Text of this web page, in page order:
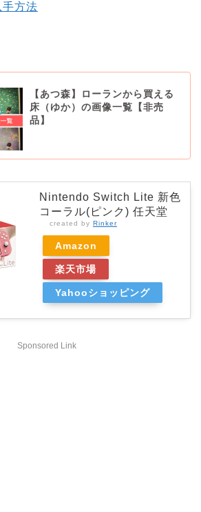
手方法
【あつ森】ローランから買える
床（ゆか）の画像一覧【非売
品】
Nintendo Switch Lite 新色
コーラル(ピンク) 任天堂
created by Rinker
Amazon
楽天市場
Yahooショッピング
Sponsored Link